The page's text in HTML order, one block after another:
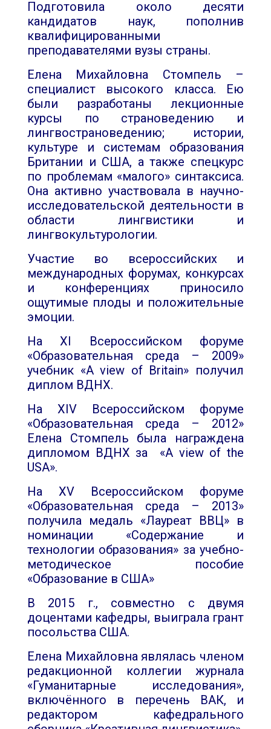
Подготовила около десяти
кандидатов наук, пополнив
квалифицированными
преподавателями вузы страны.
Елена Михайловна Стомпель –
специалист высокого класса. Ею
были разработаны лекционные
курсы по страноведению и
лингвострановедению; истории,
культуре и системам образования
Британии и США, а также спецкурс
по проблемам «малого» синтаксиса.
Она активно участвовала в научно-
исследовательской деятельности в
области лингвистики и
лингвокультурологии.
Участие во всероссийских и
международных форумах, конкурсах
и конференциях приносило
ощутимые плоды и положительные
эмоции.
На XI Всероссийском форуме
«Образовательная среда – 2009»
учебник «A view of Britain» получил
диплом ВДНХ.
На XIV Всероссийском форуме
«Образовательная среда – 2012»
Елена Стомпель была награждена
дипломом ВДНХ за «A view of the
USA».
На XV Всероссийском форуме
«Образовательная среда – 2013»
получила медаль «Лауреат ВВЦ» в
номинации «Содержание и
технологии образования» за учебно-
методическое пособие
«Образование в США»
В 2015 г., совместно с двумя
доцентами кафедры, выиграла грант
посольства США.
Елена Михайловна являлась членом
редакционной коллегии журнала
«Гуманитарные исследования»,
включённого в перечень ВАК, и
редактором кафедрального